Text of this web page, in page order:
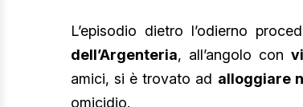
L’episodio dietro l’odierno
dell’Argenteria, all’angolo con
amici, si è trovato ad alloggiare
omicidio.